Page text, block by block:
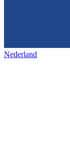
Nederland